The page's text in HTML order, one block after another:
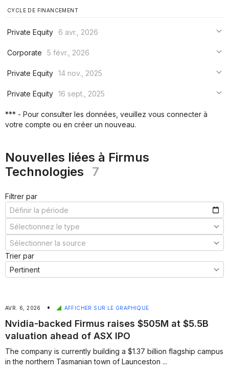
CYCLE DE FINANCEMENT
Private Equity
6 avr., 2026
***
Corporate
5 févr., 2026
***
Private Equity 14 nov., 2025
***
Private Equity 16 sept., 2025
*** - Pour consulter les données, veuillez vous connecter à
votre compte ou en créer un nouveau.
Nouvelles liées à Firmus
Technologies
7
Filtrer par
Trier par
AVR. 6, 2026 • AFFICHER SUR LE GRAPHIQUE
Nvidia-backed Firmus raises $505M at $5.5B
valuation ahead of ASX IPO
The company is currently building a $1.37 billion flagship campus
in the northern Tasmanian town of Launceston ...